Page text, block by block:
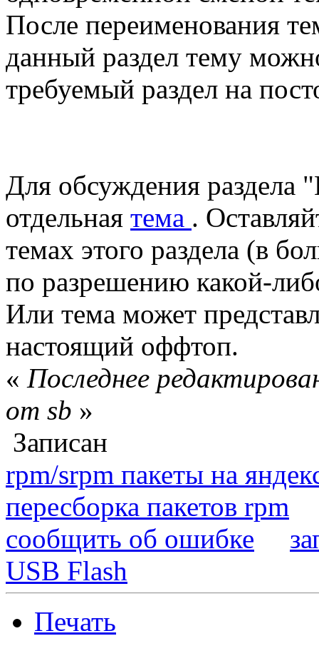
После переименования
данный раздел тему
требуемый раздел на
Для обсуждения раздела
отдельная тема .
темах этого раздела (в
по разрешению какой-
Или тема может
настоящий оффтоп.
« Последнее
от sb »
Записан
rpm/srpm пакеты на
пересборка пакетов rpm
сообщить об ошибке
USB Flash
Печать